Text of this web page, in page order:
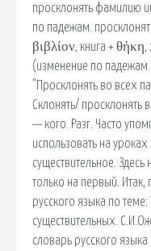
просклонять фамилию
по падежам.
βιβλίον, книга +
(изменение по падежам
"Просклонять во всех
Склонять/
— кого. Разг. Часто
использовать на
существительное.
только на первый.
русского языка по
существительных.
словарь русского языка